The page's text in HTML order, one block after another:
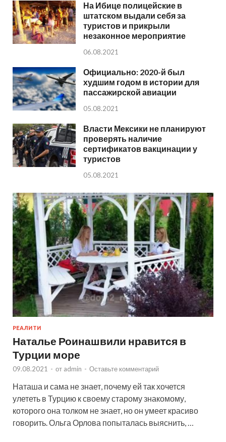
На Ибице полицейские в
штатском выдали себя за
туристов и прикрыли
незаконное мероприятие
06.08.2021
Официально: 2020-й был
худшим годом в истории для
пассажирской авиации
05.08.2021
Власти Мексики не планируют
проверять наличие
сертификатов вакцинации у
туристов
05.08.2021
РЕАЛИТИ
Наталье Роинашвили нравится в
Турции море
09.08.2021 - от admin - Оставьте комментарий
Наташа и сама не знает, почему ей так хочется
улететь в Турцию к своему старому знакомому,
которого она толком не знает, но он умеет красиво
говорить. Ольга Орлова попыталась выяснить, …